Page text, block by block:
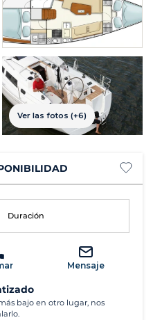
Ver las fotos (+6)
Duración
Mensaje
bajo en otro lugar, nos